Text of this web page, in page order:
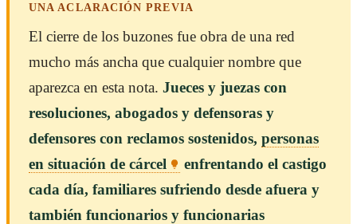
UNA ACLARACIÓN PREVIA
El cierre de los buzones fue obra de una red
mucho más ancha que cualquier nombre que
aparezca en esta nota. Jueces y juezas con
resoluciones, abogados y defensoras y
defensores con reclamos sostenidos, personas
en situación de cárcel
enfrentando el castigo
cada día, familiares sufriendo desde afuera y
también funcionarios y funcionarias